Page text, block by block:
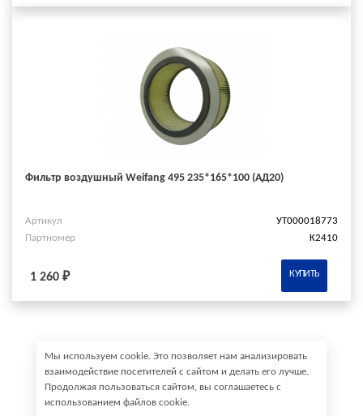
Фильтр воздушный Weifang 495 235*165*100 (АД20)
Артикул
УТ000018773
Партномер
K2410
1 260 ₽ КУПИТЬ
Мы используем cookie. Это позволяет нам анализировать
взаимодействие посетителей с сайтом и делать его лучше.
Продолжая пользоваться сайтом, вы соглашаетесь с
использованием файлов cookie.